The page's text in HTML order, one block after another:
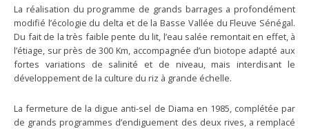
La réalisation du programme de grands barrages a profondément
modifié l’écologie du delta et de la Basse Vallée du Fleuve Sénégal.
Du fait de la très faible pente du lit, l’eau salée remontait en effet, à
l’étiage, sur près de 300 Km, accompagnée d’un biotope adapté aux
fortes variations de salinité et de niveau, mais interdisant le
développement de la culture du riz à grande échelle.
La fermeture de la digue anti-sel de Diama en 1985, complétée par
de grands programmes d’endiguement des deux rives, a remplacé